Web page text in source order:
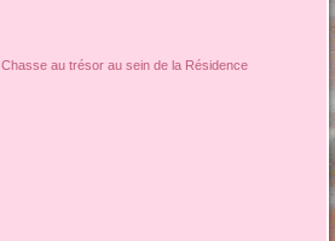
Chasse au trésor au sein de la Résidence